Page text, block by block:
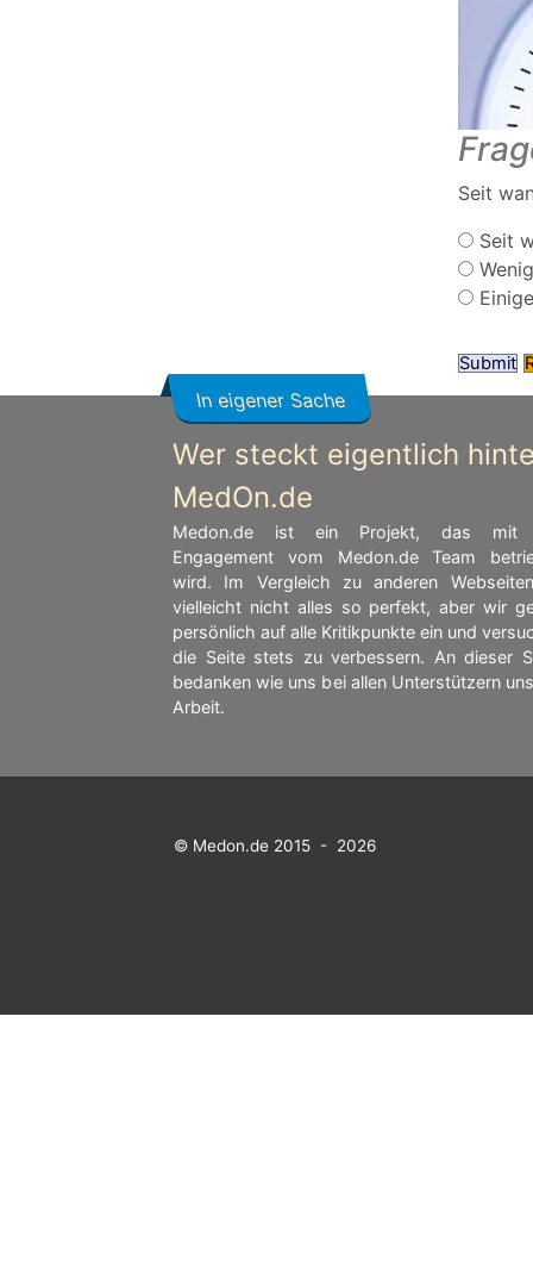
Seit
Seit
In eigener Sache
Wer steckt eigentlich
MedOn.de
Medon.de ist ein Projekt, das mit
Engagement vom Medon.de Team
wird. Im Vergleich zu anderen
vielleicht nicht alles so perfekt, aber wir
persönlich auf alle Kritikpunkte ein und
die Seite stets zu verbessern. An dieser
bedanken wie uns bei allen Unterstützern
Arbeit.
© Medon.de 2015 - 2026